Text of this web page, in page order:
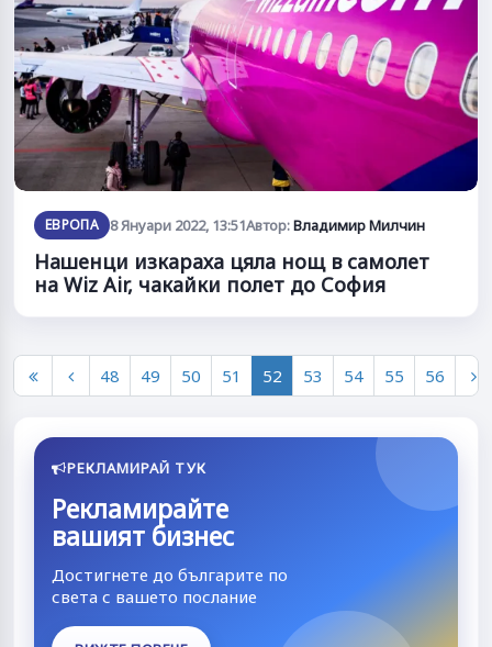
ЕВРОПА 8 Януари 2022, 13:51Автор:Владимир Милчин
Нашенци изкараха цяла нощ в самолет
на Wiz Air, чакайки полет до София
48 49 50 51 52 53 54 55 56
РЕКЛАМИРАЙ ТУК
Рекламирайте
вашият бизнес
Достигнете до българите по
света с вашето послание